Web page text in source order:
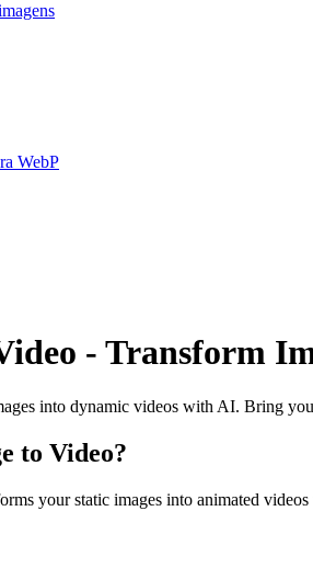
WebP
- Transform
into dynamic videos with AI. Bring
to Video?
your static images into animated